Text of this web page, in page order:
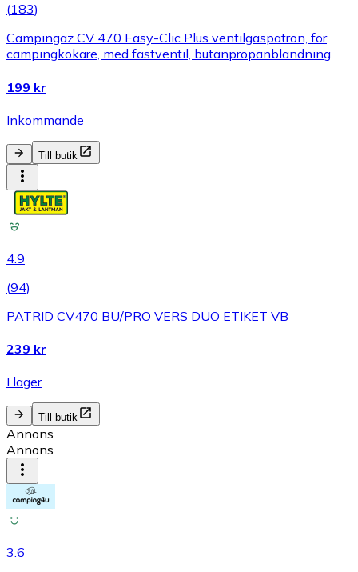
(183)
Campingaz CV 470 Easy-Clic Plus ventilgaspatron, för
campingkokare, med fästventil, butanpropanblandning
199 kr
Inkommande
Till butik
4.9
(94)
PATRID CV470 BU/PRO VERS DUO ETIKET VB
239 kr
I lager
Till butik
Annons
Annons
3.6